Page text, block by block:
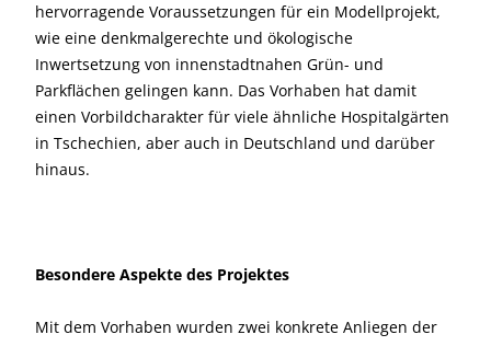
hervorragende Voraussetzungen für ein Modellprojekt,
wie eine denkmalgerechte und ökologische
Inwertsetzung von innenstadtnahen Grün- und
Parkflächen gelingen kann. Das Vorhaben hat damit
einen Vorbildcharakter für viele ähnliche Hospitalgärten
in Tschechien, aber auch in Deutschland und darüber
hinaus.
Besondere Aspekte des Projektes
Mit dem Vorhaben wurden zwei konkrete Anliegen der